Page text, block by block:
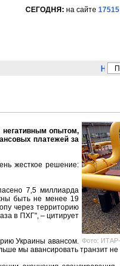
СЕГОДНЯ: на сайте 17515
Фото:
негативным опытом,
платежей за
жесткое решение:
7,5 миллиарда
быть не менее 19
через территорию
в ПХГ", – цитирует
Украины авансом.
мы авансировать транзит